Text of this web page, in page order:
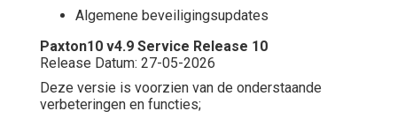
Algemene beveiligingsupdates
Paxton10 v4.9 Service Release 10
Release Datum: 27-05-2026
Deze versie is voorzien van de onderstaande
verbeteringen en functies;